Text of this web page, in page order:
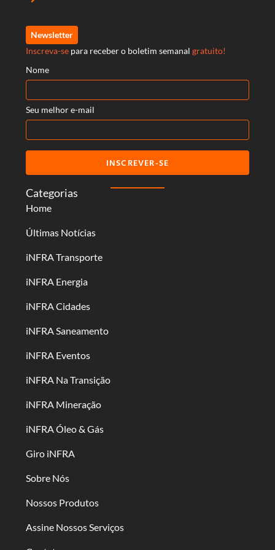
Categorias
Home
Últimas Notícias
iNFRA Transporte
iNFRA Energia
iNFRA Cidades
iNFRA Saneamento
iNFRA Eventos
iNFRA Na Transição
iNFRA Mineração
iNFRA Óleo & Gás
Giro iNFRA
Sobre Nós
Nossos Produtos
Assine Nossos Serviços
Newsletter
Inscreva-se para receber o boletim semanal gratuito!
Nome
Seu melhor e-mail
INSCREVER-SE